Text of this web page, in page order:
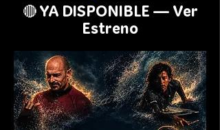
🔴 YA DISPONIBLE — Ver
Estreno